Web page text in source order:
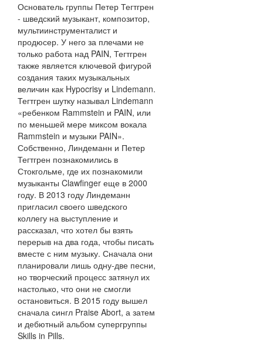
Основатель группы Петер Тегтгрен
- шведский музыкант, композитор,
мультиинструменталист и
продюсер. У него за плечами не
только работа над PAIN, Тегтгрен
также является ключевой фигурой
создания таких музыкальных
величин как Hypocrisy и Lindemann.
Тегтгрен шутку называл Lindemann
«ребенком Rammstein и PAIN, или
по меньшей мере миксом вокала
Rammstein и музыки PAIN».
Собственно, Линдеманн и Петер
Тегтгрен познакомились в
Стокгольме, где их познакомили
музыканты Clawfinger еще в 2000
году. В 2013 году Линдеманн
пригласил своего шведского
коллегу на выступление и
рассказал, что хотел бы взять
перерыв на два года, чтобы писать
вместе с ним музыку. Сначала они
планировали лишь одну-две песни,
но творческий процесс затянул их
настолько, что они не смогли
остановиться. В 2015 году вышел
сначала сингл Praise Abort, а затем
и дебютный альбом супергруппы
Skills in Pills.